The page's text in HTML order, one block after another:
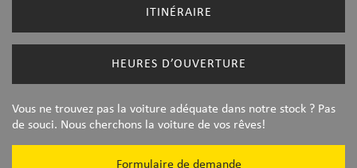
ITINÉRAIRE
HEURES D’OUVERTURE
Vous ne trouvez pas la voiture adéquate dans notre stock ? Pas
de souci. Nous cherchons la voiture de vos rêves!
Formulaire de demande